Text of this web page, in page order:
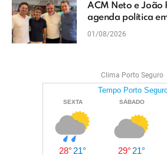
ACM Neto e João
agenda política
e reforçam projeto
01/08/2026
Clima Porto Seguro